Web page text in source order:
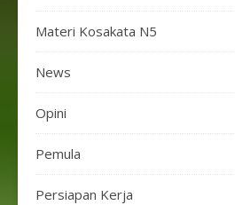
Materi Kosakata N5
News
Opini
Pemula
Persiapan Kerja